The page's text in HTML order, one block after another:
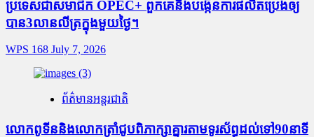
ប្រទេសជាសមាជិក OPEC+​ ពួកគេនឹងបង្កើនការផលិតប្រេងឲ្យ
បាន3លានលីត្រក្នុងមួយថ្ងៃ។
WPS 168 July 7, 2026
ព័ត៌មានអន្តរជាតិ
លោកពូទីននិងលោកត្រាំជូបពិភាក្សាគ្នារតាមទូរស័ព្ធដល់ទៅ90នាទី